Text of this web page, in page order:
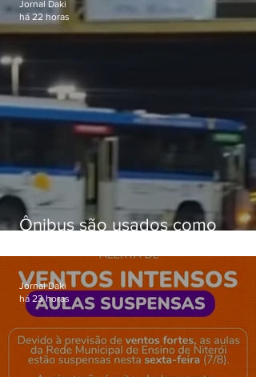
Ônibus são usados como
Gardênia Azul
Jornal Daki
há 22 horas
Jornal Daki
há 23 horas